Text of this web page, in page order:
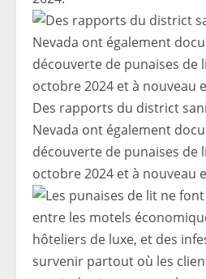
Des rapports du district
Nevada ont également
découverte de punaises de
octobre 2024 et à nouveau